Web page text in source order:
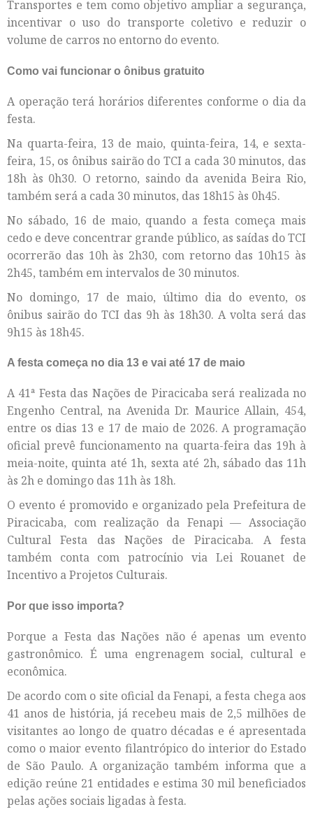
Transportes e tem como objetivo ampliar a segurança,
incentivar o uso do transporte coletivo e reduzir o
volume de carros no entorno do evento.
Como vai funcionar o ônibus gratuito
A operação terá horários diferentes conforme o dia da
festa.
Na quarta-feira, 13 de maio, quinta-feira, 14, e sexta-
feira, 15, os ônibus sairão do TCI a cada 30 minutos, das
18h às 0h30. O retorno, saindo da avenida Beira Rio,
também será a cada 30 minutos, das 18h15 às 0h45.
No sábado, 16 de maio, quando a festa começa mais
cedo e deve concentrar grande público, as saídas do TCI
ocorrerão das 10h às 2h30, com retorno das 10h15 às
2h45, também em intervalos de 30 minutos.
No domingo, 17 de maio, último dia do evento, os
ônibus sairão do TCI das 9h às 18h30. A volta será das
9h15 às 18h45.
A festa começa no dia 13 e vai até 17 de maio
A 41ª Festa das Nações de Piracicaba será realizada no
Engenho Central, na Avenida Dr. Maurice Allain, 454,
entre os dias 13 e 17 de maio de 2026. A programação
oficial prevê funcionamento na quarta-feira das 19h à
meia-noite, quinta até 1h, sexta até 2h, sábado das 11h
às 2h e domingo das 11h às 18h.
O evento é promovido e organizado pela Prefeitura de
Piracicaba, com realização da Fenapi — Associação
Cultural Festa das Nações de Piracicaba. A festa
também conta com patrocínio via Lei Rouanet de
Incentivo a Projetos Culturais.
Por que isso importa?
Porque a Festa das Nações não é apenas um evento
gastronômico. É uma engrenagem social, cultural e
econômica.
De acordo com o site oficial da Fenapi, a festa chega aos
41 anos de história, já recebeu mais de 2,5 milhões de
visitantes ao longo de quatro décadas e é apresentada
como o maior evento filantrópico do interior do Estado
de São Paulo. A organização também informa que a
edição reúne 21 entidades e estima 30 mil beneficiados
pelas ações sociais ligadas à festa.